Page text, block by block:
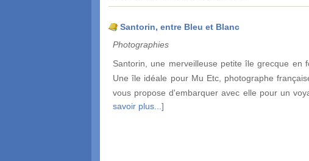
Santorin, entre Bleu et Blanc
Photographies
Santorin, une merveilleuse petite île grecque en
Une île idéale pour Mu Etc, photographe
vous propose d'embarquer avec elle pour un
savoir plus...]